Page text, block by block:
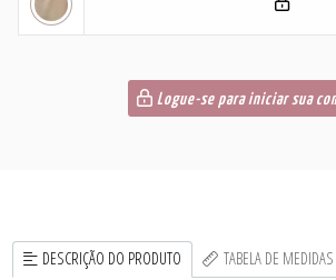
Logue-se para iniciar sua
DESCRIÇÃO DO PRODUTO TABELA DE MEDIDAS